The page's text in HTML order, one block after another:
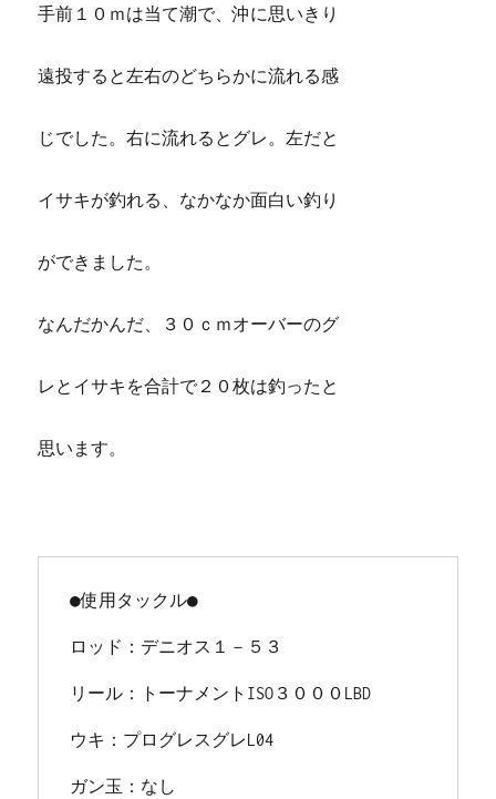
手前１０ｍは当て潮で、沖に思いきり
遠投すると左右のどちらかに流れる感
じでした。右に流れるとグレ。左だと
イサキが釣れる、なかなか面白い釣り
ができました。
なんだかんだ、３０ｃｍオーバーのグ
レとイサキを合計で２０枚は釣ったと
思います。
●使用タックル●
ロッド：デニオス１－５３
リール：トーナメントISO３０００LBD
ウキ：プログレスグレL04
ガン玉：なし